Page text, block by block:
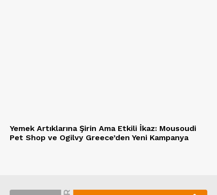
Yemek Artıklarına Şirin Ama Etkili İkaz: Mousoudi
Pet Shop ve Ogilvy Greece’den Yeni Kampanya